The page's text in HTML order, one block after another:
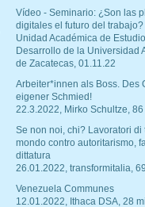
Vídeo - Seminario: ¿Son las
digitales el futuro del trabajo?
Unidad Académica de
Desarrollo de la Universidad
de Zacatecas, 01.11.22
Arbeiter*innen als Boss. Des
eigener Schmied!
22.3.2022, Mirko Schultze, 86
Se non noi, chi? Lavoratori di
mondo contro autoritarismo,
dittatura
26.01.2022, transformitalia,
Venezuela Communes
12.01.2022, Ithaca DSA, 28